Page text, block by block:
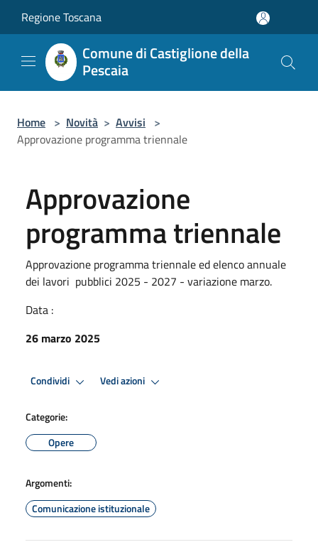
Regione Toscana
Comune di Castiglione della
Pescaia
Home > Novità > Avvisi >
Approvazione programma triennale
Approvazione
programma triennale
Approvazione programma triennale ed elenco annuale
dei lavori pubblici 2025 - 2027 - variazione marzo.
Data :
26 marzo 2025
Condividi Vedi azioni
Categorie:
Opere
Argomenti:
Comunicazione istituzionale